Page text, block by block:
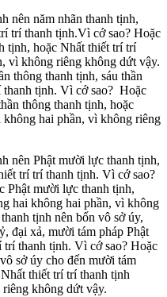
nên năm nhãn thanh tịnh,
trí thanh tịnh.Vì cớ sao? Hoặc
tịnh, hoặc Nhất thiết trí trí
vì không riêng không dứt vậy.
thông thanh tịnh, sáu thần
tịnh. Vì cớ sao? Hoặc
thông thanh tịnh, hoặc
hai phần, vì không riêng
nên Phật mười lực thanh tịnh,
trí trí thanh tịnh. Vì cớ sao?
Phật mười lực thanh tịnh,
hai không hai phần, vì không
tịnh nên bốn vô sở úy,
đại xả, mười tám pháp Phật
thanh tịnh. Vì cớ sao? Hoặc
sở úy cho đến mười tám
thiết trí trí thanh tịnh
không dứt vậy.